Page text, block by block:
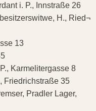
i. P., Innstraße 26
H., Ried¬
13
Karmelitergasse 8
Friedrichstraße 35
Pradler Lager,